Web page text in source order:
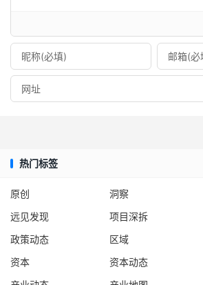
热门标签
原创 洞察
远见发现
项目深拆
政策动态
区域
资本
资本动态